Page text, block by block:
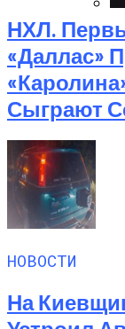
В
НХЛ.
«Даллас»
Сыграют
НОВОСТИ
На